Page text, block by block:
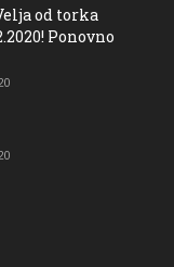
od torka
Ponovno